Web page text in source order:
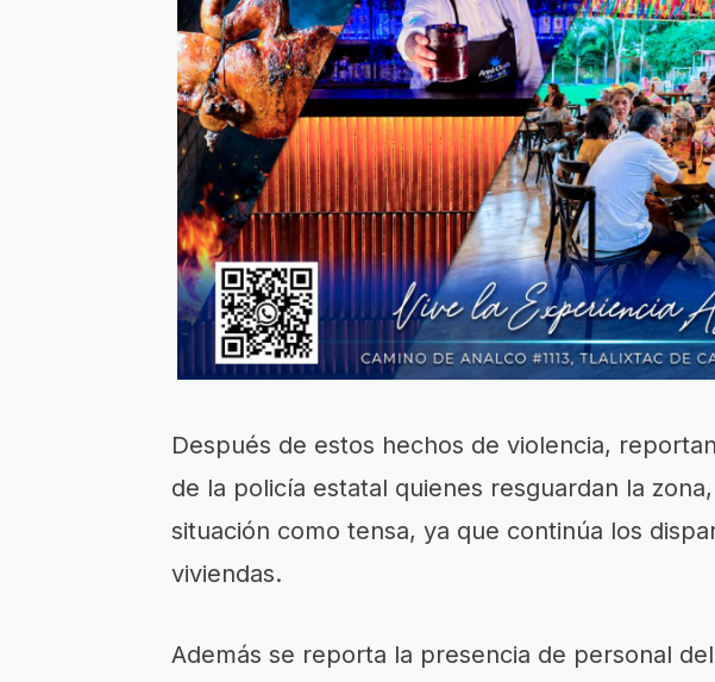
Después de estos hechos de violencia,
de la policía estatal quienes resguardan la
situación como tensa, ya que continúa los
viviendas.
Además se reporta la presencia de personal